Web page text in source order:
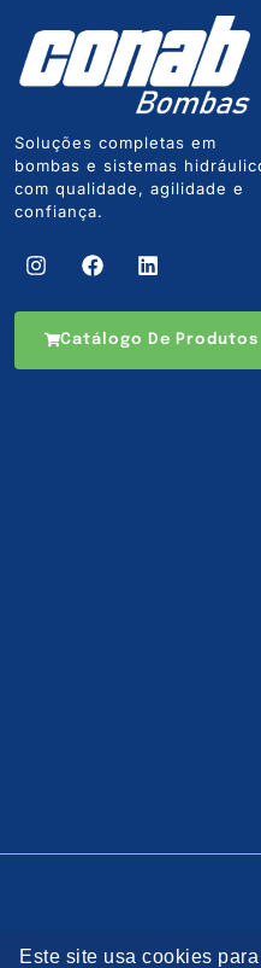
Soluções completas em
bombas e sistemas
com qualidade, agilidade e
confiança.
Catálogo De Produtos
Este site usa cookies